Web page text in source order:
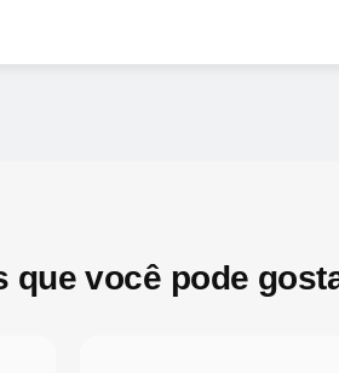
que você pode